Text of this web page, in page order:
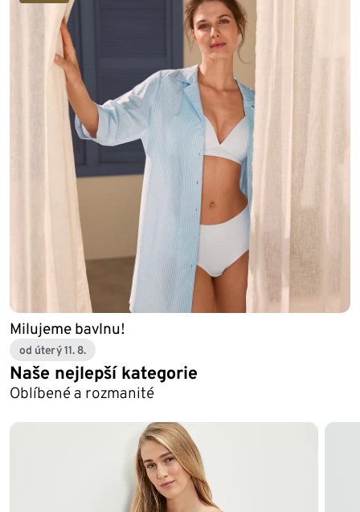
Milujeme bavlnu!
od úterý 11. 8.
Naše nejlepší kategorie
Oblíbené a rozmanité